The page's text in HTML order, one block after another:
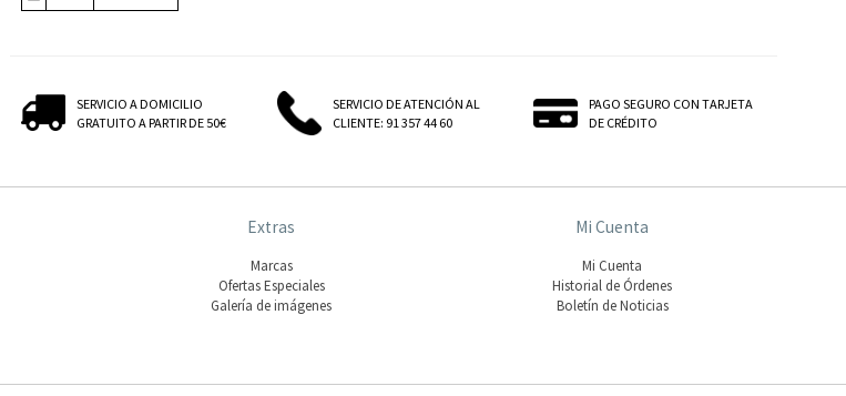
SERVICIO A DOMICILIO
GRATUITO A PARTIR DE 50€
SERVICIO DE ATENCIÓN AL
CLIENTE: 91 357 44 60
PAGO SEGURO CON TARJETA
DE CRÉDITO
Extras
Marcas
Ofertas Especiales
Galería de imágenes
Mi Cuenta
Mi Cuenta
Historial de Órdenes
Boletín de Noticias